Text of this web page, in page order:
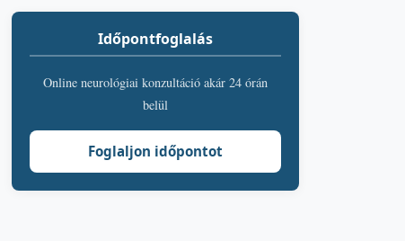
Időpontfoglalás
Online neurológiai konzultáció akár 24 órán
belül
Foglaljon időpontot